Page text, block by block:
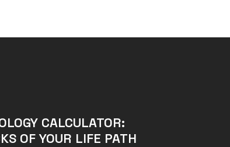
CALCULATOR:
OF YOUR LIFE PATH